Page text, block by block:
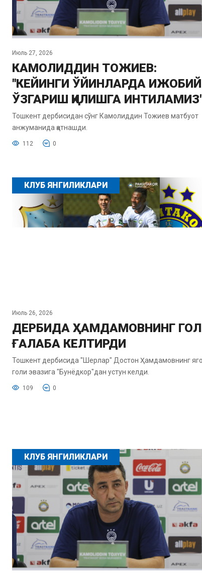
Июль 27, 2026
КАМОЛИДДИН ТОЖИЕВ:
"КЕЙИНГИ ЎЙИНЛАРДА ИЖОБИЙ
ЎЗГАРИШ ҚИЛИШГА
Тошкент дербисидан сўнг Камолиддин Тожиев матбуот
анжуманида қатнашди.
112 0
КЛУБ ЯНГИЛИКЛАРИ
Июль 26, 2026
ДЕРБИДА ҲАМДАМОВНИНГ
ҒАЛАБА КЕЛТИРДИ
Тошкент дербисида "Шерлар" Достон Ҳамдамовнинг
голи эвазига "Бунёдкор"дан устун келди.
109 0
КЛУБ ЯНГИЛИКЛАРИ